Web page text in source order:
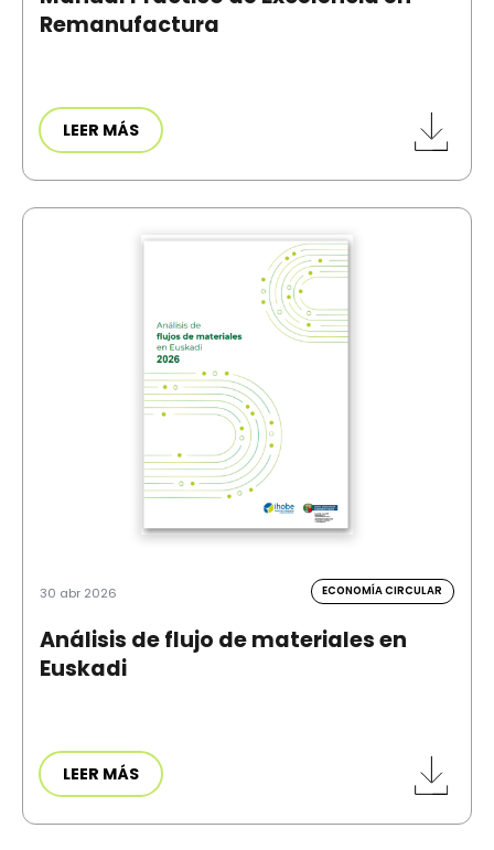
Remanufactura
LEER MÁS
30 abr 2026 ECONOMÍA CIRCULAR
Análisis de flujo de materiales en
Euskadi
LEER MÁS